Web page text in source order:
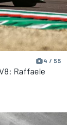
4 / 55
Raffaele